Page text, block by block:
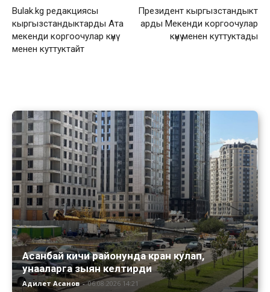
Вulak.kg редакциясы
кыргызстандыктарды Ата
мекенди коргоочулар күнү
менен куттуктайт
Президент кыргызстандыкт
арды Мекенди коргоочулар
күнү менен куттуктады
Асанбай кичи районунда кран кулап,
унааларга зыян келтирди
Адилет Асанов - 06.08.2026 14:21